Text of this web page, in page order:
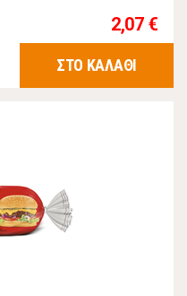
2,07 €
ΣΤΟ ΚΑΛΑΘΙ